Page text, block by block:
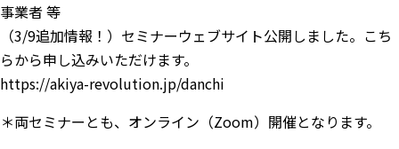
事業者 等
（3/9追加情報！）セミナーウェブサイト公開しました。こち
らから申し込みいただけます。
https://akiya-revolution.jp/danchi
＊両セミナーとも、オンライン（Zoom）開催となります。